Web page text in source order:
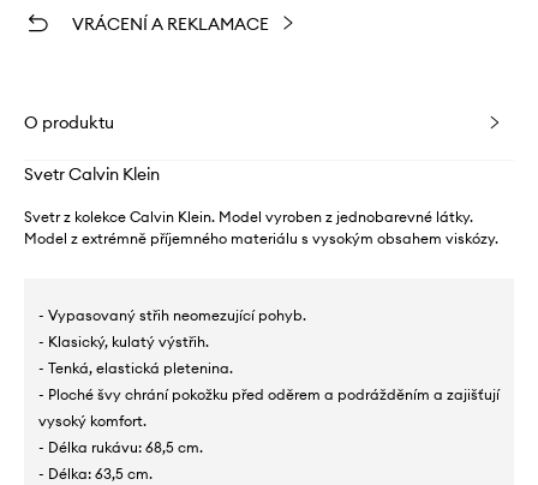
VRÁCENÍ A REKLAMACE
O produktu
Svetr Calvin Klein
Svetr z kolekce Calvin Klein. Model vyroben z jednobarevné látky.
Model z extrémně příjemného materiálu s vysokým obsahem viskózy.
- Vypasovaný střih neomezující pohyb.
- Klasický, kulatý výstřih.
- Tenká, elastická pletenina.
- Ploché švy chrání pokožku před oděrem a podrážděním a zajišťují
vysoký komfort.
- Délka rukávu: 68,5 cm.
- Délka: 63,5 cm.